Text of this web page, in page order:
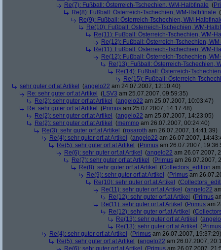
Re(7): Fußball: Österreich-Tschechien, WM-Halbfinale (
Re(8): Fußball: Österreich-Tschechien, WM-Halbfinale (
Re(9): Fußball: Österreich-Tschechien, WM-
Re(10): Fußball: Österreich-Tschechien, WM-
Re(11): Fußball: Österreich-Tschechien, WM-
Re(12): Fußball: Österreich-Tschechien,
Re(11): Fußball: Österreich-Tschechien, WM-
Re(12): Fußball: Österreich-Tschechien,
Re(13): Fußball: Österreich-Tschechien,
Re(14): Fußball: Österreich-
Re(15): Fußball: Österreich-
sehr guter orf.at Artikel
(angelo22 am 24.07.2007, 12:10:40)
Re: sehr guter orf.at Artikel
(LSV3 am 25.07.2007, 09:59:35)
Re(2): sehr guter orf.at Artikel
(angelo22 am 25.07.2007, 10:03:47)
Re: sehr guter orf.at Artikel
(Primus am 25.07.2007, 14:17:48)
Re(2): sehr guter orf.at Artikel
(angelo22 am 25.07.2007, 14:23:05)
Re(2): sehr guter orf.at Artikel
(memmo am 26.07.2007, 00:24:40)
Re(3): sehr guter orf.at Artikel
(rosaroth am 26.07.2007, 14:41:39)
Re(4): sehr guter orf.at Artikel
(angelo22 am 26.07.2007,
Re(5): sehr guter orf.at Artikel
(Primus am 26.07.2007,
Re(6): sehr guter orf.at Artikel
(angelo22 am 26.07.2007,
Re(7): sehr guter orf.at Artikel
(Primus am 26.07.2007,
Re(8): sehr guter orf.at Artikel
(Collectors_edition
Re(9): sehr guter orf.at Artikel
(Primus am
Re(10): sehr guter orf.at Artikel
(
Re(11): sehr guter orf.at Artikel
(angelo22
Re(12): sehr guter orf.at Artikel
(Primus
Re(11): sehr guter orf.at Artikel
(Primus am
Re(12): sehr guter orf.at Artikel
(
Re(13): sehr guter orf.at Artikel
(
Re(13): sehr guter orf.at Artikel
(Primus
Re(4): sehr guter orf.at Artikel
(Primus am 26.07.2007, 19:37:29)
Re(5): sehr guter orf.at Artikel
(angelo22 am 26.07.2007,
Re(6): sehr guter orf.at Artikel
(Primus am 26.07.2007,